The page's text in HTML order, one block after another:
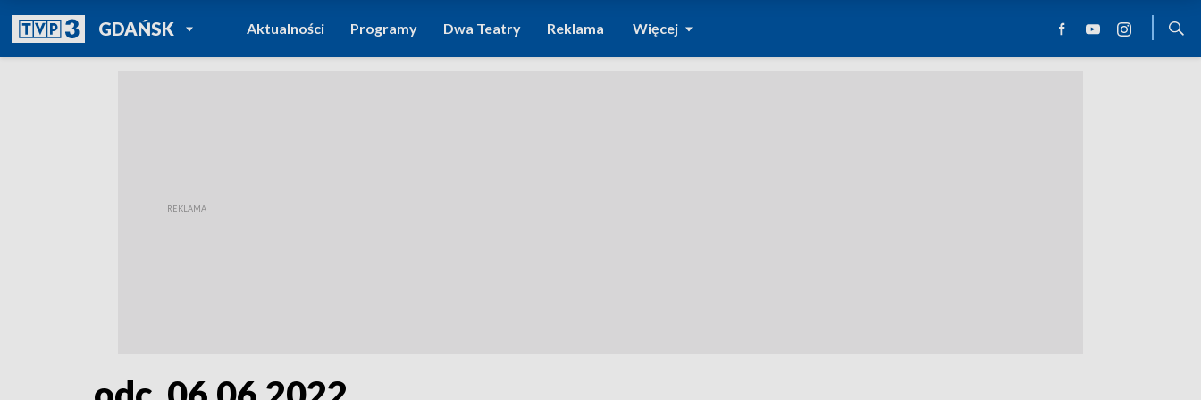
GDAŃSKPOWRÓT DO
TVP REGIONY
Aktualności Programy Dwa Teatry Reklama Więcej